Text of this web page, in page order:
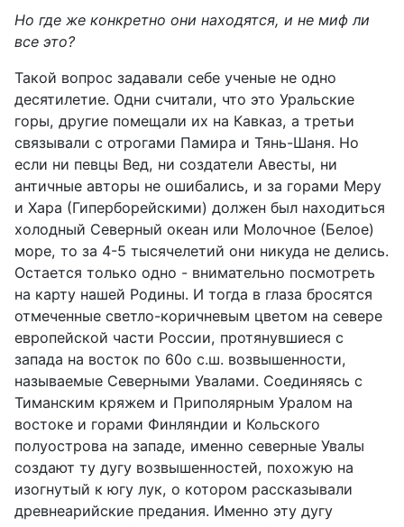
Но где же конкретно они находятся, и не миф ли
все это?
Такой вопрос задавали себе ученые не одно
десятилетие. Одни считали, что это Уральские
горы, другие помещали их на Кавказ, а третьи
связывали с отрогами Памира и Тянь-Шаня. Но
если ни певцы Вед, ни создатели Авесты, ни
античные авторы не ошибались, и за горами Меру
и Хара (Гиперборейскими) должен был находиться
холодный Северный океан или Молочное (Белое)
море, то за 4-5 тысячелетий они никуда не делись.
Остается только одно - внимательно посмотреть
на карту нашей Родины. И тогда в глаза бросятся
отмеченные светло-коричневым цветом на севере
европейской части России, протянувшиеся с
запада на восток по 60о с.ш. возвышенности,
называемые Северными Увалами. Соединяясь с
Тиманским кряжем и Приполярным Уралом на
востоке и горами Финляндии и Кольского
полуострова на западе, именно северные Увалы
создают ту дугу возвышенностей, похожую на
изогнутый к югу лук, о котором рассказывали
древнеарийские предания. Именно эту дугу